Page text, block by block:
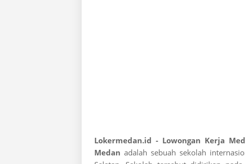
Lokermedan.id - Lowongan Kerja
Medan adalah sebuah sekolah